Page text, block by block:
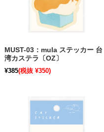
MUST-03：mula ステッカー 台
湾カステラ〔OZ〕
¥385(税抜 ¥350)